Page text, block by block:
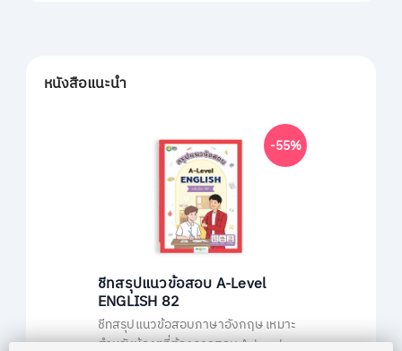
หนังสือแนะนำ
ชีทสรุปแนวข้อสอบ A-Level
ENGLISH 82
ชีทสรุปแนวข้อสอบภาษาอังกฤษ เหมาะ
สำหรับน้องๆที่ต้องการสอบ A-level
-55%